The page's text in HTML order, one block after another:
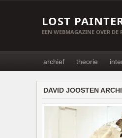
LOST
EEN WEBMAGAZINE OVER DE
archief theorie
DAVID JOOSTEN